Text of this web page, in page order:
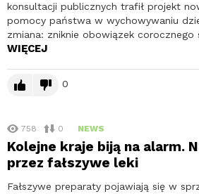
konsultacji publicznych trafił projekt
pomocy państwa w wychowywaniu
zmiana: zniknie obowiązek corocznego
WIĘCEJ
0
758 0 NEWS
Kolejne kraje biją na alarm.
przez fałszywe leki
Fałszywe preparaty pojawiają się w